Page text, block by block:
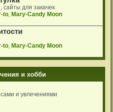
для закачек
to, Mary-Candy Moon
to, Mary-Candy Moon
и хобби
и увлечениями